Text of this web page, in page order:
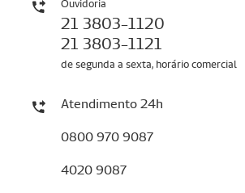
Ouvidoria
21 3803-1120
21 3803-1121
de segunda a sexta, horário comercial
Atendimento 24h
0800 970 9087
4020 9087